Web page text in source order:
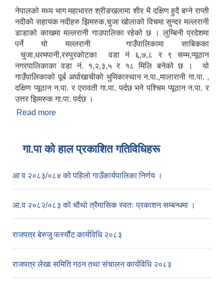
नेपालको मध्य भाग महाभारत श्रीङखलामा शीर भै दक्षिण हुदै बग्ने राप्ती
नदीको सहायक नदीहरु झिमरुक,चुजा खोलाको विचमा सुन्दर मल्लरानी
डाडाको काखमा मल्लरानी गाउपालिका रहेको छ । लुम्बिनी प्रदेशमा
पर्ने यो मल्लरानी गाउँपालिकामा साबिकका
चुजा,धरमपानी,रस्पुरकोटका वडा नं ६,७,८ र ९ सम्म,प्यूठान
नगरपालिकाका वडा नं. १,२,३,५ र १८ मिलि बनेको छ । यो
गाउँपालिकाको पूर्ब अर्घाखाचीको भुमिकास्थान न.पा.,मालारानी गा.पा. ,
दक्षिण प्यूठान न.पा. र एरावती गा.पा. पर्दछ भने पश्चिम प्यूठान न.पा. र
उत्तर झिमरुक गा.पा. पर्दछ ।
Read more
गा.पा काे हाल प्रकाशित गतिविधिहरू
आ व २०८३/०८४ को पहिलो गाउँकार्यपालिका निर्णय ।
आ.व २०८२/०८३ को चौथो त्रैमासिक स्वतः प्रकाशन सम्बन्धमा ।
राजपत्र बेरुजु फर्स्यौट कार्यविधि २०८३
राजपत्र लेखा समिति गठन तथा संचालन कार्यविधि २०८३